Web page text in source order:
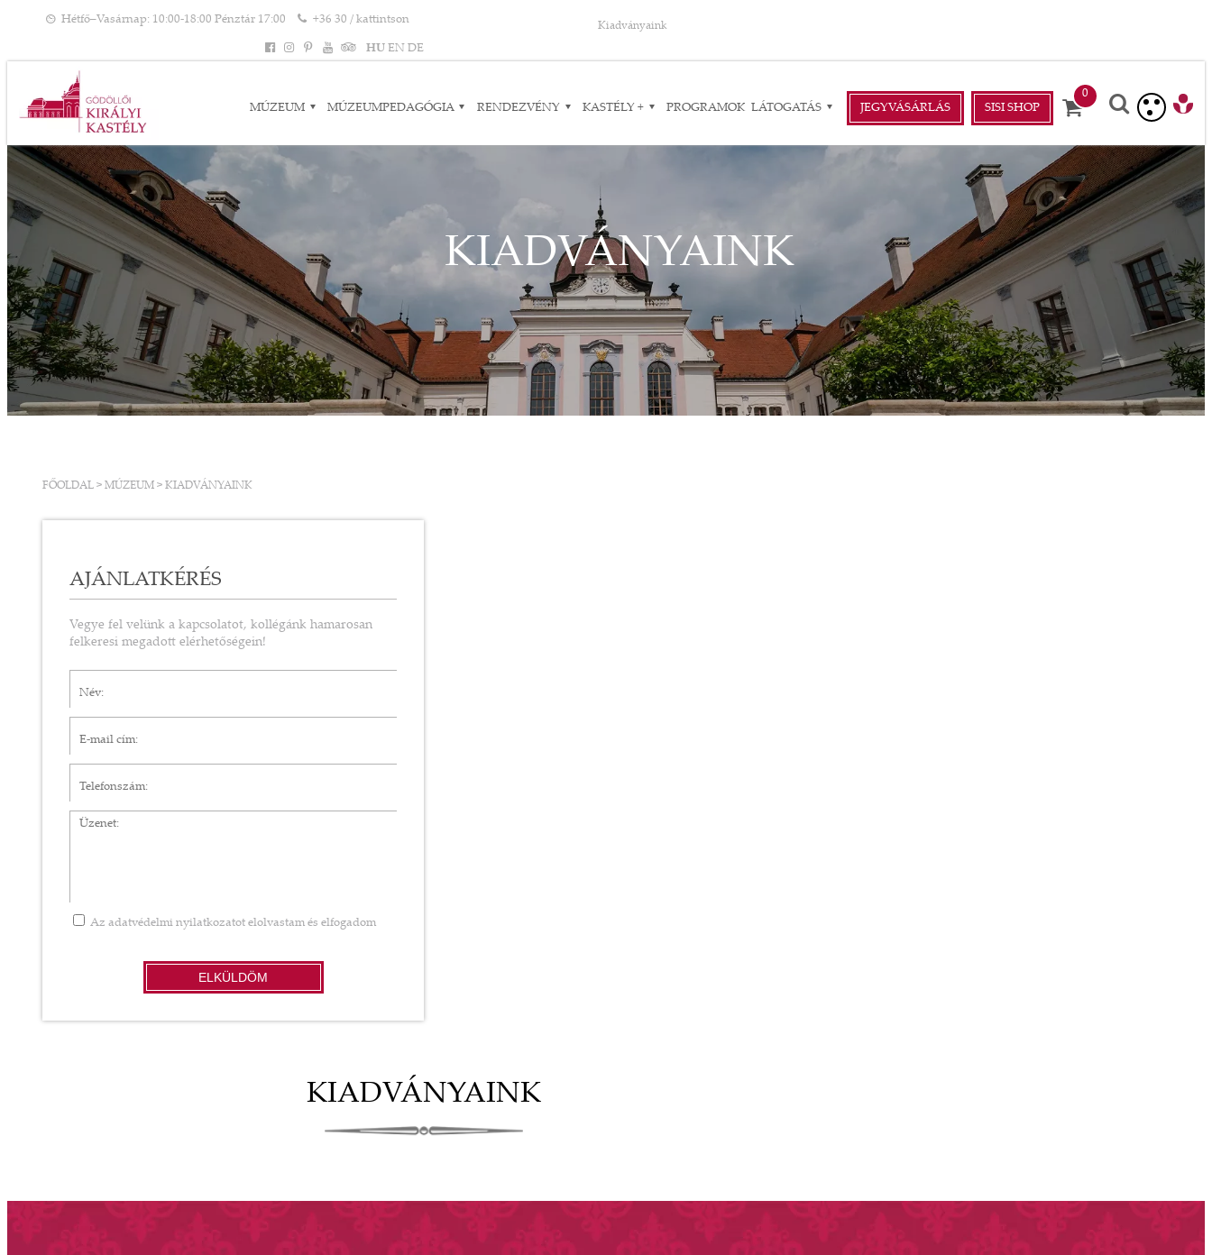
Hétfő–Vasárnap: 10:00-18:00 Pénztár 17:00 +36 30 / kattintson
Kiadványaink
HU EN DE
MÚZEUM MÚZEUMPEDAGÓGIA RENDEZVÉNY KASTÉLY + PROGRAMOK LÁTOGATÁS JEGYVÁSÁRLÁS SISI SHOP
KIADVÁNYAINK
FŐOLDAL > MÚZEUM > KIADVÁNYAINK
AJÁNLATKÉRÉS
Vegye fel velünk a kapcsolatot, kollégánk hamarosan
felkeresi megadott elérhetőségein!
Üzenet
Az adatvédelmi nyilatkozatot elolvastam és elfogadom
ELKÜLDÖM
KIADVÁNYAINK